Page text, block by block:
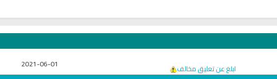
ابلغ عن تعليق مخالف 2021-06-01